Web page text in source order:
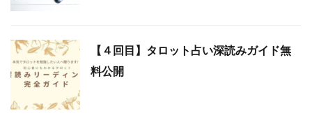
【４回目】タロット占い深読みガイド無
料公開